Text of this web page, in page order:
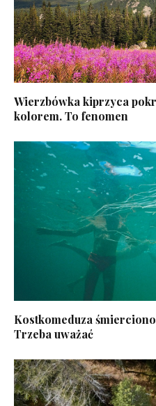
Wierzbówka kiprzyca
kolorem. To fenomen
Kostkomeduza
Trzeba uważać